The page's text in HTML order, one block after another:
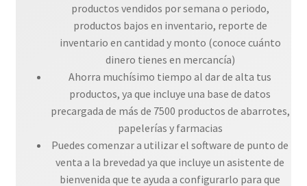
productos vendidos por semana o periodo,
productos bajos en inventario, reporte de
inventario en cantidad y monto (conoce cuánto
dinero tienes en mercancía)
Ahorra muchísimo tiempo al dar de alta tus
productos, ya que incluye una base de datos
precargada de más de 7500 productos de abarrotes,
papelerías y farmacias
Puedes comenzar a utilizar el software de punto de
venta a la brevedad ya que incluye un asistente de
bienvenida que te ayuda a configurarlo para que